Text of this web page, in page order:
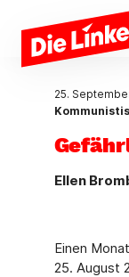
Zum Hauptinhalt
25.
Ellen
Einen
25. August